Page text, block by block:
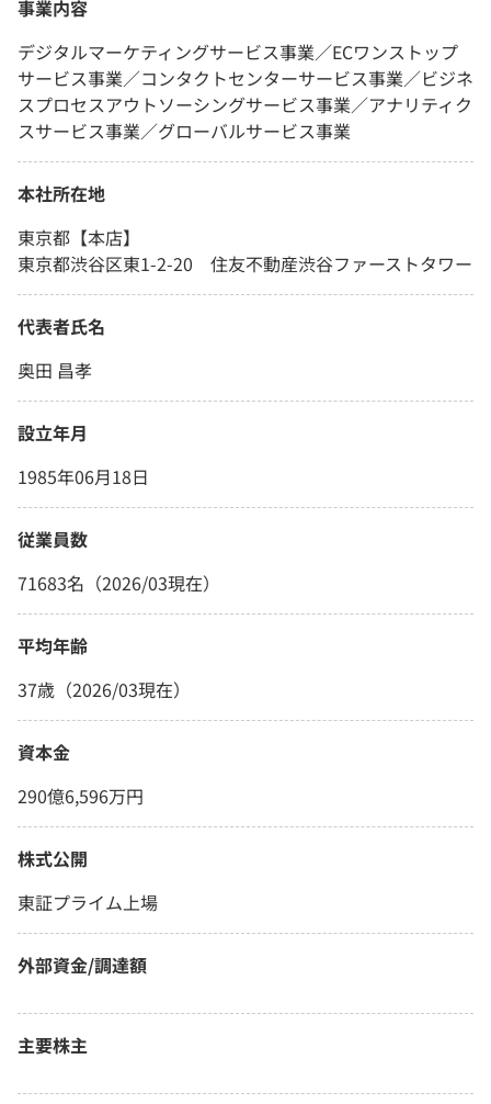
事業内容
デジタルマーケティングサービス事業／ECワンストップ
サービス事業／コンタクトセンターサービス事業／ビジネ
スプロセスアウトソーシングサービス事業／アナリティク
スサービス事業／グローバルサービス事業
本社所在地
東京都【本店】
東京都渋谷区東1-2-20 住友不動産渋谷ファーストタワー
代表者氏名
奥田 昌孝
設立年月
1985年06月18日
従業員数
71683名（2026/03現在）
平均年齢
37歳（2026/03現在）
資本金
290億6,596万円
株式公開
東証プライム上場
外部資金/調達額
主要株主